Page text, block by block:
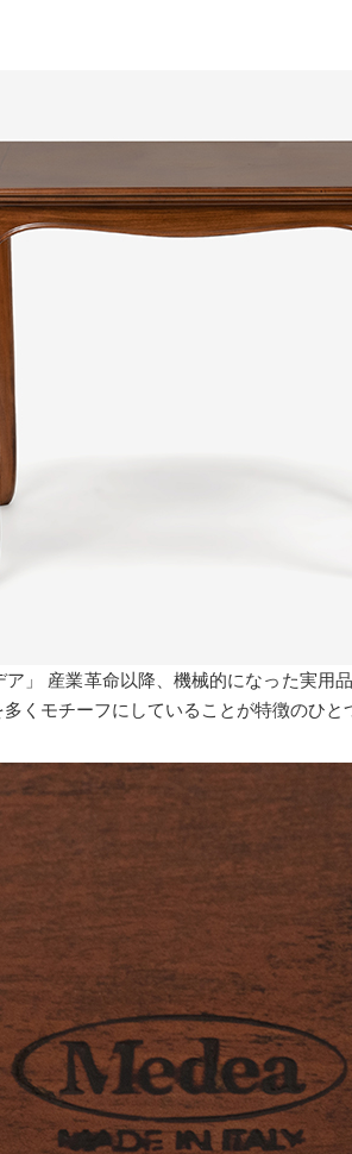
」 産業革命以降、機械的になった実用
くモチーフにしていることが特徴のひと